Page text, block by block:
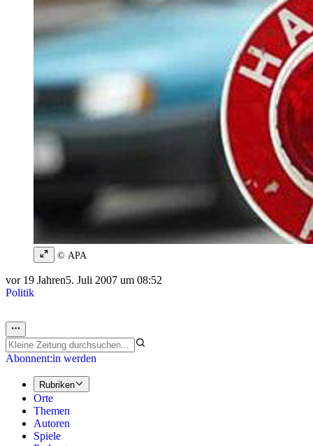
© APA
vor 19 Jahren5. Juli 2007 um 08:52
Politik
Abonnent:in werden
Rubriken
Orte
Themen
Autoren
Spiele